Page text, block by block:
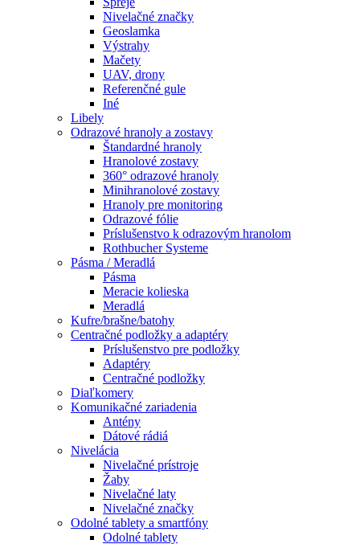
Nivelačné značky
Geoslamka
Výstrahy
Mačety
UAV, drony
Referenčné gule
Iné
Libely
Odrazové hranoly a zostavy
Štandardné hranoly
Hranolové zostavy
360° odrazové hranoly
Minihranolové zostavy
Hranoly pre monitoring
Odrazové fólie
Príslušenstvo k odrazovým hranolom
Rothbucher Systeme
Pásma / Meradlá
Pásma
Meracie kolieska
Meradlá
Kufre/brašne/batohy
Centračné podložky a adaptéry
Príslušenstvo pre podložky
Adaptéry
Centračné podložky
Diaľkomery
Komunikačné zariadenia
Antény
Dátové rádiá
Nivelácia
Nivelačné prístroje
Žaby
Nivelačné laty
Nivelačné značky
Odolné tablety a smartfóny
Odolné tablety